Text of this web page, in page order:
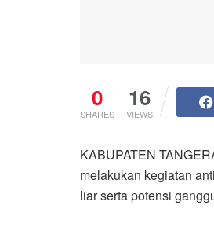
0
SHARES
16
VIEWS
KABUPATEN
melakukan kegiatan
liar serta potensi